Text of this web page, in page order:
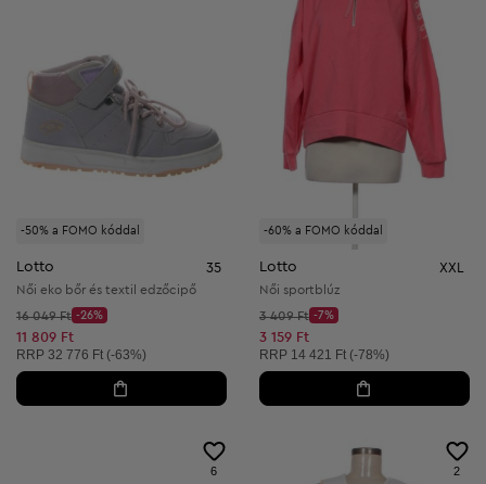
-50% a FOMO kóddal
Lotto 35
Női eko bőr és textil edzőcipő
Kezdő ár:
16 049 Ft
Discount Price:
-26%
Csökkentett ár:
11 809 Ft
Ajánlott ár:
RRP 32 776 Ft (-63%)
-60% a FOMO kóddal
Lotto XXL
Női sportblúz
Kezdő ár:
3 409 Ft
Discount Price:
-7%
Csökkentett ár:
3 159 Ft
Ajánlott ár:
RRP 14 421 Ft (-78%)
6 2